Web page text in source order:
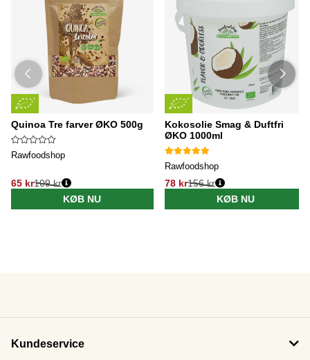
Quinoa Tre farver ØKO 500g
Rawfoodshop
65 kr109 kr
KØB NU
Kokosolie Smag & Duftfri
ØKO 1000ml
Rawfoodshop
78 kr156 kr
KØB NU
Kundeservice